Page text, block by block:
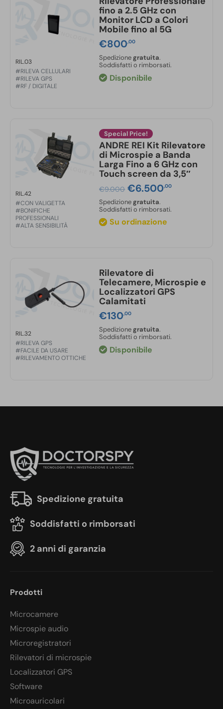
RIL.03
#RILEVA CELLULARI
#RILEVA GPS
#RF / DIGITALE
fino a 2.5 GHz con
Monitor LCD a Colori
Mobile fino al 5G
€800,00
Spedizione gratuita.
Soddisfatti o rimborsati.
Disponibile
RIL.42
#CON VALIGETTA
#BONIFICHE
PROFESSIONALI
#ALTA SENSIBILITÀ
Special Price!
ANDRE REI Kit Rilevatore
di Microspie a Banda
Larga Fino a 6 GHz con
Touch screen da 3,5″
€9.000 Il
prezzo
originale
era:
€9.000,00.
€6.500,00
Spedizione gratuita.
Soddisfatti o rimborsati.
Su ordinazione
RIL.32
#RILEVA GPS
#FACILE DA USARE
#RILEVAMENTO OTTICHE
Rilevatore di
Telecamere, Microspie e
Localizzatori GPS
Calamitati
€130,00
Spedizione gratuita.
Soddisfatti o rimborsati.
Disponibile
Spedizione gratuita
Soddisfatti o rimborsati
2 anni di garanzia
Prodotti
Microcamere
Microspie audio
Microregistratori
Rilevatori di microspie
Localizzatori GPS
Software
Microauricolari